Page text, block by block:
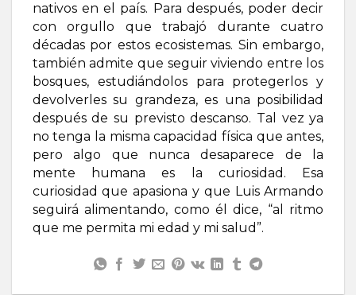
nativos en el país. Para después, poder decir
con orgullo que trabajó durante cuatro
décadas por estos ecosistemas. Sin embargo,
también admite que seguir viviendo entre los
bosques, estudiándolos para protegerlos y
devolverles su grandeza, es una posibilidad
después de su previsto descanso. Tal vez ya
no tenga la misma capacidad física que antes,
pero algo que nunca desaparece de la
mente humana es la curiosidad. Esa
curiosidad que apasiona y que Luis Armando
seguirá alimentando, como él dice, “al ritmo
que me permita mi edad y mi salud”.